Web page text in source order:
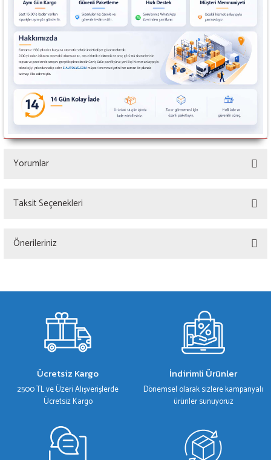
Yorumlar
Taksit Seçenekleri
Önerileriniz
gördüğünüz noktaları öneri formunu kullanarak tarafımıza iletebilirsiniz.
Ürün resmi kalitesiz, bozuk veya görüntülenemiyor.
Ürün açıklamasında eksik bilgiler bulunuyor.
Ürün fiyatı diğer sitelerden daha pahalı.
Bu ürüne benzer farklı alternatifler olmalı.
Ücretsiz Kargo
2500 TL ve Üzeri Alışverişlerde
Ücretsiz Kargo
İndirimli Ürünler
Dönemsel olarak sizlere kampanyalı
ürünler sunuyoruz